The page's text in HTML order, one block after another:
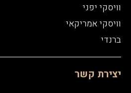
וויסקי יפני
וויסקי אמריקאי
ברנדי
יצירת קשר